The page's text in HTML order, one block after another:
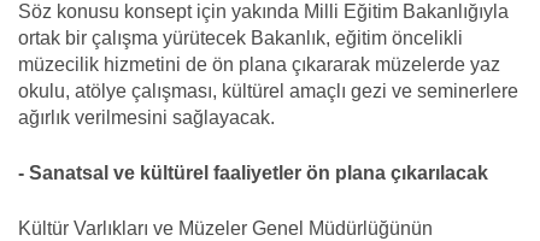
Söz konusu konsept için yakında Milli Eğitim Bakanlığıyla
ortak bir çalışma yürütecek Bakanlık, eğitim öncelikli
müzecilik hizmetini de ön plana çıkararak müzelerde yaz
okulu, atölye çalışması, kültürel amaçlı gezi ve seminerlere
ağırlık verilmesini sağlayacak.
- Sanatsal ve kültürel faaliyetler ön plana çıkarılacak
Kültür Varlıkları ve Müzeler Genel Müdürlüğünün